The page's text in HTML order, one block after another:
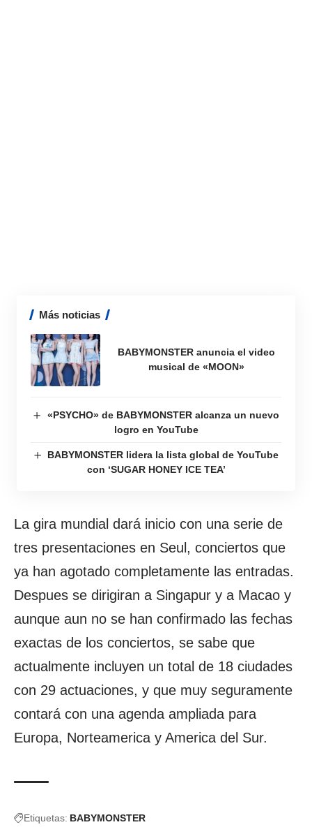
Más noticias
BABYMONSTER anuncia el video
musical de «MOON»
«PSYCHO» de BABYMONSTER alcanza un nuevo
logro en YouTube
BABYMONSTER lidera la lista global de YouTube
con ‘SUGAR HONEY ICE TEA’
La gira mundial dará inicio con una serie de
tres presentaciones en Seul, conciertos que
ya han agotado completamente las entradas.
Despues se dirigiran a Singapur y a Macao y
aunque aun no se han confirmado las fechas
exactas de los conciertos, se sabe que
actualmente incluyen un total de 18 ciudades
con 29 actuaciones, y que muy seguramente
contará con una agenda ampliada para
Europa, Norteamerica y America del Sur.
Etiquetas: BABYMONSTER